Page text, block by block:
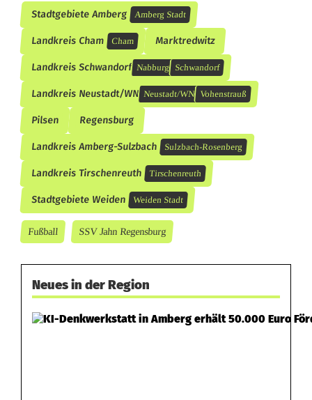
Stadtgebiete Amberg Amberg Stadt
Landkreis Cham Cham Marktredwitz
Landkreis Schwandorf Nabburg Schwandorf
Landkreis Neustadt/WN Neustadt/WN Vohenstrauß
Pilsen Regensburg
Landkreis Amberg-Sulzbach Sulzbach-Rosenberg
Landkreis Tirschenreuth Tirschenreuth
Stadtgebiete Weiden Weiden Stadt
Fußball SSV Jahn Regensburg
Neues in der Region